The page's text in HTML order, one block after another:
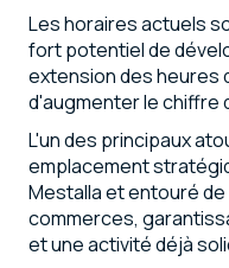
Les horaires actuels
fort potentiel de
extension des
d'augmenter le chiffre
L'un des principaux
emplacement
Mestalla et entouré
commerces,
et une activité déjà